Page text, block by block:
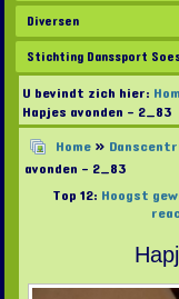
Diversen
Stichting Danssport
U bevindt zich hier:
Hapjes avonden - 2_83
Home»
avonden - 2_83
Top 12: Hoogst